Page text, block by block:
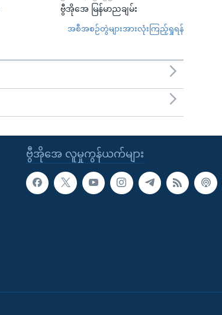
ဗွီအိုအေ မြန်မာညချမ်း
အစီအစဉ်တွဲများအားလုံးကြည့်ရှုရန်
ဗွီအိုအေ လူမှုကွန်ယက်များ